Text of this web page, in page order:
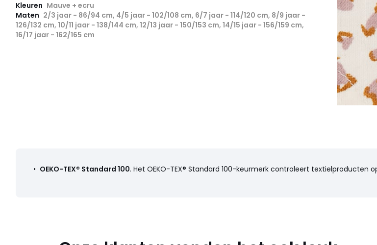
Kleuren Mauve + ecru
Maten 2/3 jaar - 86/94 cm, 4/5 jaar - 102/108 cm, 6/7 jaar - 114/120 cm, 8/9 jaar -
126/132 cm, 10/11 jaar - 138/144 cm, 12/13 jaar - 150/153 cm, 14/15 jaar - 156/159 cm,
16/17 jaar - 162/165 cm
• OEKO-TEX® Standard 100. Het OEKO-TEX® Standard 100-keurmerk controleert